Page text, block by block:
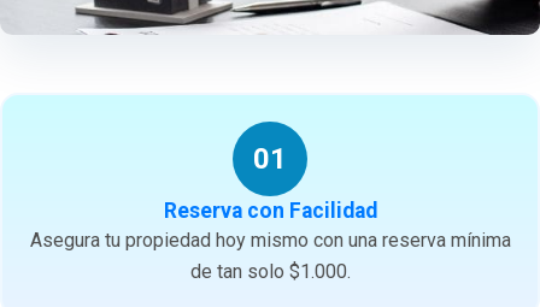
01
Reserva con Facilidad
Asegura tu propiedad hoy mismo con una reserva mínima
de tan solo $1.000.